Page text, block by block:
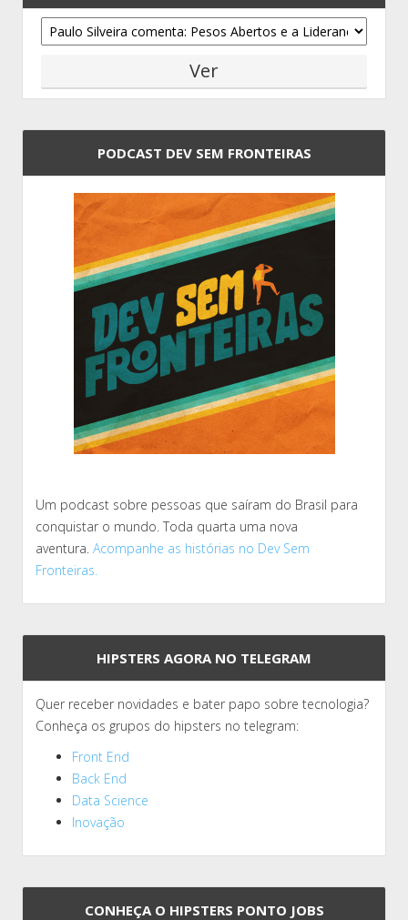
PODCAST DEV SEM FRONTEIRAS
Um podcast sobre pessoas que saíram do Brasil para
conquistar o mundo. Toda quarta uma nova
aventura. Acompanhe as histórias no Dev Sem
Fronteiras.
HIPSTERS AGORA NO TELEGRAM
Quer receber novidades e bater papo sobre tecnologia?
Conheça os grupos do hipsters no telegram:
Front End
Back End
Data Science
Inovação
CONHEÇA O HIPSTERS PONTO JOBS